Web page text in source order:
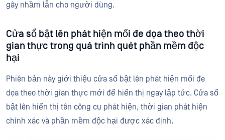
gây nhầm lẫn cho người dùng.
Cửa sổ bật lên phát hiện mối đe dọa theo thời
gian thực trong quá trình quét phần mềm độc
hại
Phiên bản này giới thiệu cửa sổ bật lên phát hiện mối đe
dọa theo thời gian thực mới để hiển thị ngay lập tức. Cửa sổ
bật lên hiển thị tên công cụ phát hiện, thời gian phát hiện
chính xác và phần mềm độc hại được xác định.